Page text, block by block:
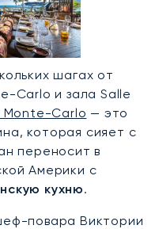
шагах от
Carlo и зала Salle
Monte-Carlo — это
которая сияет с
переносит в
Америки с
кухню.
повара Виктории